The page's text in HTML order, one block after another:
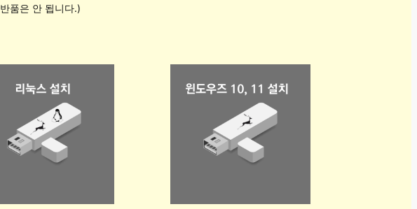
품은 안 됩니다.)